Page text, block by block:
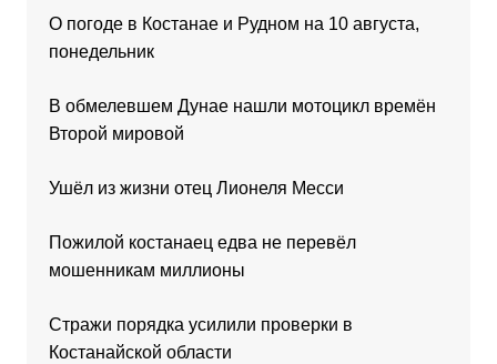
О погоде в Костанае и Рудном на 10 августа,
понедельник
В обмелевшем Дунае нашли мотоцикл времён
Второй мировой
Ушёл из жизни отец Лионеля Месси
Пожилой костанаец едва не перевёл
мошенникам миллионы
Стражи порядка усилили проверки в
Костанайской области